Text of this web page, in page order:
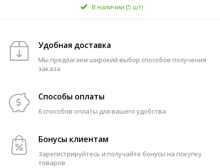
В наличии (5 шт)
Удобная доставка
Мы предлагаем широкий выбор способов получения
заказа
Способы оплаты
6 способов оплаты для вашего удобства
Бонусы клиентам
Зарегистрируйтесь и получайте бонусы на покупку
товаров